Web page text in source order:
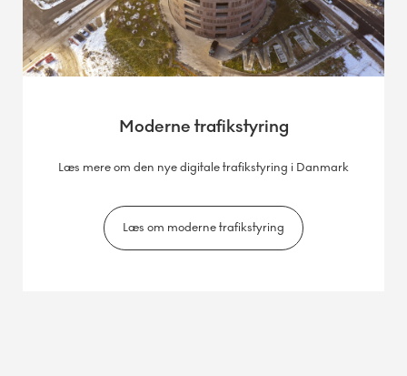
Moderne trafikstyring
Læs mere om den nye digitale trafikstyring i Danmark
Læs om moderne trafikstyring